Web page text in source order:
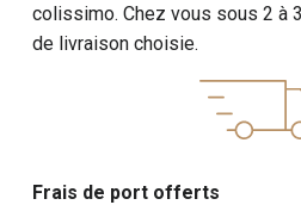
colissimo. Chez vous sous 2 à
de livraison choisie.
Frais de port offerts